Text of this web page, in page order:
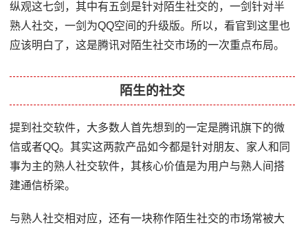
纵观这七剑，其中有五剑是针对陌生社交的，一剑针对半
熟人社交，一剑为QQ空间的升级版。所以，看官到这里也
应该明白了，这是腾讯对陌生社交市场的一次重点布局。
陌生的社交
提到社交软件，大多数人首先想到的一定是腾讯旗下的微
信或者QQ。其实这两款产品如今都是针对朋友、家人和同
事为主的熟人社交软件，其核心价值是为用户与熟人间搭
建通信桥梁。
与熟人社交相对应，还有一块称作陌生社交的市场常被大